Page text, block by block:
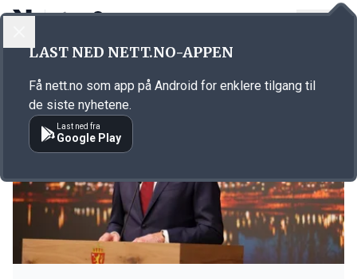
Emne: kraft
LAST NED NETT.NO-APPEN
Få nett.no som app på Android for enklere tilgang til
de siste nyhetene.
Last ned fra
Google Play